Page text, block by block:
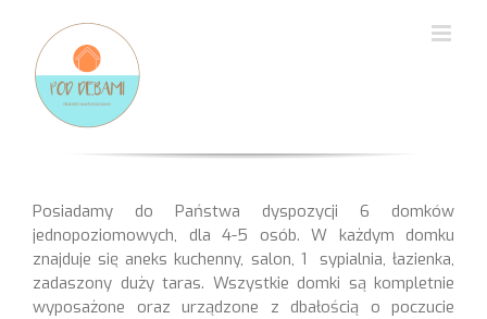
zawartości
Posiadamy do Państwa dyspozycji 6 domków
jednopoziomowych, dla 4-5 osób. W każdym domku
znajduje się aneks kuchenny, salon, 1 sypialnia, łazienka,
zadaszony duży taras. Wszystkie domki są kompletnie
wyposażone oraz urządzone z dbałością o poczucie